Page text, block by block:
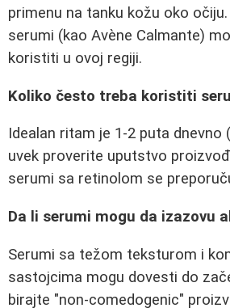
primenu na tanku kožu oko očiju.
serumi (kao Avène Calmante)
koristiti u ovoj regiji.
Koliko često treba koristiti
Idealan ritam je 1-2 puta dnevno
uvek proverite uputstvo
serumi sa retinolom se
Da li serumi mogu da izazovu
Serumi sa težom teksturom i
sastojcima mogu dovesti do
birajte "non-comedogenic"